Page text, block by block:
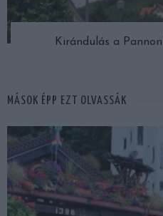
Kirándulás a
MÁSOK ÉPP EZT OLVASSÁK